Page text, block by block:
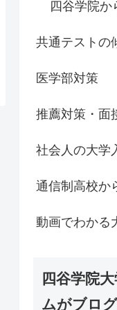
四谷学院か
共通テストの
医学部対策
推薦対策・面
社会人の大学
通信制高校か
動画でわかる
四谷学院
ムがブロ